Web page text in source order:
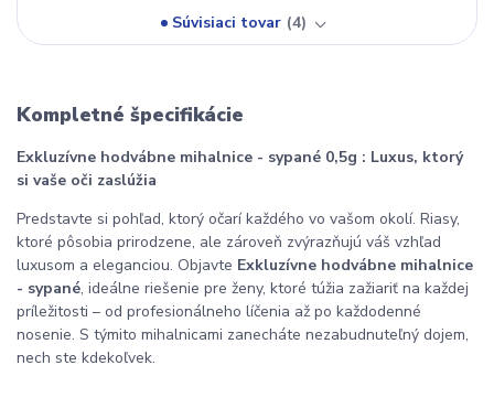
Súvisiaci tovar 4
Kompletné špecifikácie
Exkluzívne hodvábne mihalnice - sypané 0,5g : Luxus, ktorý
si vaše oči zaslúžia
Predstavte si pohľad, ktorý očarí každého vo vašom okolí. Riasy,
ktoré pôsobia prirodzene, ale zároveň zvýrazňujú váš vzhľad
luxusom a eleganciou. Objavte Exkluzívne hodvábne mihalnice
- sypané, ideálne riešenie pre ženy, ktoré túžia zažiariť na každej
príležitosti – od profesionálneho líčenia až po každodenné
nosenie. S týmito mihalnicami zanecháte nezabudnuteľný dojem,
nech ste kdekoľvek.